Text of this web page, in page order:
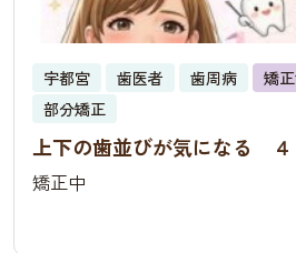
宇都宮 歯医者 歯周病
矯
部分矯正
上下の歯並びが気になる
矯正
矯正中